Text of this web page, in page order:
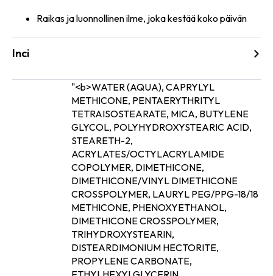
Raikas ja luonnollinen ilme, joka kestää koko päivän
Inci
"<b>WATER (AQUA), CAPRYLYL
METHICONE, PENTAERYTHRITYL
TETRAISOSTEARATE, MICA, BUTYLENE
GLYCOL, POLYHYDROXYSTEARIC ACID,
STEARETH-2,
ACRYLATES/OCTYLACRYLAMIDE
COPOLYMER, DIMETHICONE,
DIMETHICONE/VINYL DIMETHICONE
CROSSPOLYMER, LAURYL PEG/PPG-18/18
METHICONE, PHENOXYETHANOL,
DIMETHICONE CROSSPOLYMER,
TRIHYDROXYSTEARIN,
DISTEARDIMONIUM HECTORITE,
PROPYLENE CARBONATE,